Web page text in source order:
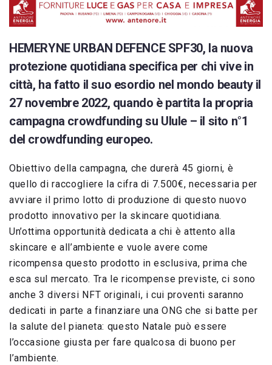
HEMERYNE URBAN DEFENCE SPF30, la nuova
protezione quotidiana specifica per chi vive in
città, ha fatto il suo esordio nel mondo beauty il
27 novembre 2022, quando è partita la propria
campagna crowdfunding su Ulule – il sito n°1
del crowdfunding europeo.
Obiettivo della campagna, che durerà 45 giorni, è
quello di raccogliere la cifra di 7.500€, necessaria per
avviare il primo lotto di produzione di questo nuovo
prodotto innovativo per la skincare quotidiana.
Un’ottima opportunità dedicata a chi è attento alla
skincare e all’ambiente e vuole avere come
ricompensa questo prodotto in esclusiva, prima che
esca sul mercato. Tra le ricompense previste, ci sono
anche 3 diversi NFT originali, i cui proventi saranno
dedicati in parte a finanziare una ONG che si batte per
la salute del pianeta: questo Natale può essere
l’occasione giusta per fare qualcosa di buono per
l’ambiente.